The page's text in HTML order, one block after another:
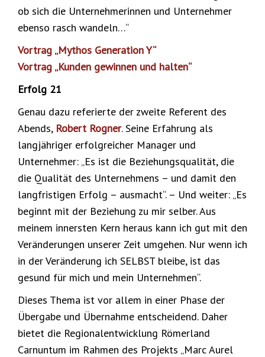
ob sich die Unternehmerinnen und Unternehmer
ebenso rasch wandeln…“
Vortrag „Mythos Generation Y“
Vortrag „Kunden gewinnen und halten“
Erfolg 21
Genau dazu referierte der zweite Referent des
Abends, Robert Rogner. Seine Erfahrung als
langjähriger erfolgreicher Manager und
Unternehmer: „Es ist die Beziehungsqualität, die
die Qualität des Unternehmens – und damit den
langfristigen Erfolg – ausmacht“. – Und weiter: „Es
beginnt mit der Beziehung zu mir selber. Aus
meinem innersten Kern heraus kann ich gut mit den
Veränderungen unserer Zeit umgehen. Nur wenn ich
in der Veränderung ich SELBST bleibe, ist das
gesund für mich und mein Unternehmen“.
Dieses Thema ist vor allem in einer Phase der
Übergabe und Übernahme entscheidend. Daher
bietet die Regionalentwicklung Römerland
Carnuntum im Rahmen des Projekts „Marc Aurel